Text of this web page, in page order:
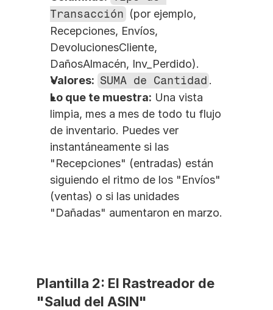
Transacción (por ejemplo,
Recepciones, Envíos,
DevolucionesCliente,
DañosAlmacén, Inv_Perdido).
Valores: SUMA de Cantidad .
Lo que te muestra: Una vista
limpia, mes a mes de todo tu flujo
de inventario. Puedes ver
instantáneamente si las
"Recepciones" (entradas) están
siguiendo el ritmo de los "Envíos"
(ventas) o si las unidades
"Dañadas" aumentaron en marzo.
Plantilla 2: El Rastreador de
"Salud del ASIN"